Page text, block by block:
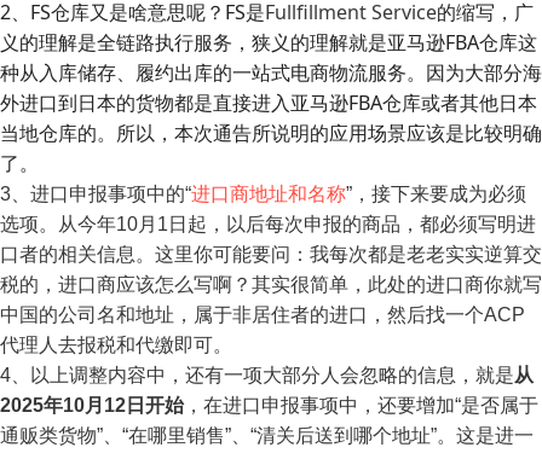
2、FS仓库又是啥意思呢？FS是Fullfillment Service的缩写，广
义的理解是全链路执行服务，狭义的理解就是亚马逊FBA仓库这
种从入库储存、履约出库的一站式电商物流服务。因为大部分海
外进口到日本的货物都是直接进入亚马逊FBA仓库或者其他日本
当地仓库的。所以，本次通告所说明的应用场景应该是比较明确
了。
3、进口申报事项中的“进口商地址和名称”，接下来要成为必须
选项。从今年10月1日起，以后每次申报的商品，都必须写明进
口者的相关信息。这里你可能要问：我每次都是老老实实逆算交
税的，进口商应该怎么写啊？其实很简单，此处的进口商你就写
中国的公司名和地址，属于非居住者的进口，然后找一个ACP
代理人去报税和代缴即可。
4、以上调整内容中，还有一项大部分人会忽略的信息，就是从
2025年10月12日开始，在进口申报事项中，还要增加“是否属于
通贩类货物”、“在哪里销售”、“清关后送到哪个地址”。这是进一